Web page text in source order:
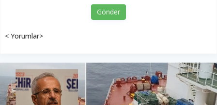
Gönder
< Yorumlar>